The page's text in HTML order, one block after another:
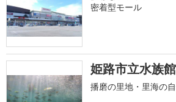
密着型モール
姫路市立水族館
播磨の里地・里海の